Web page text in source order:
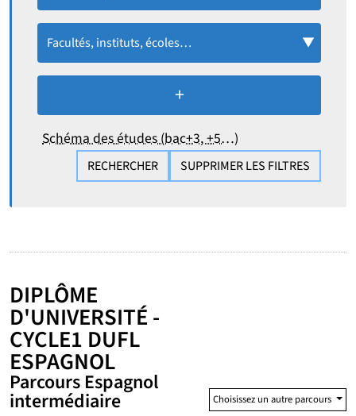
Facultés, instituts, écoles…
+de critères de
Schéma des études (bac+3, +5…)
RECHERCHER SUPPRIMER LES FILTRES
DIPLÔME
D'UNIVERSITÉ -
CYCLE1 DUFL
ESPAGNOL
Parcours Espagnol
intermédiaire Choisissez un autre parcours